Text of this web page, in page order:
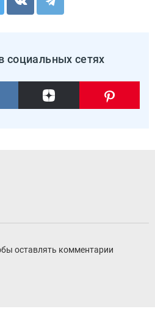
социальных сетях
оставлять комментарии